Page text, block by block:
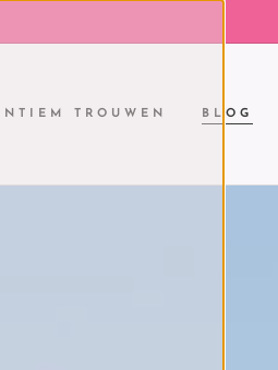
INTIEM TROUWEN BLOG